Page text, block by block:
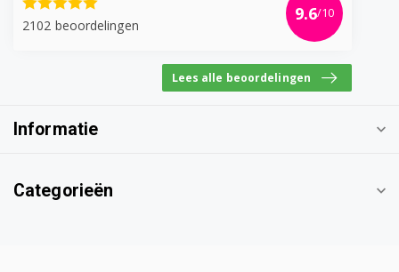
2102 beoordelingen
9.6/10
Lees alle beoordelingen
Informatie
Categorieën